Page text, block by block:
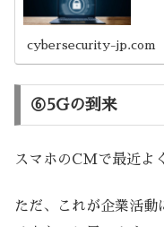
cybersecurity-jp.com
⑥5Gの到来
スマホのCMで最近よ
ただ、これが企業活動